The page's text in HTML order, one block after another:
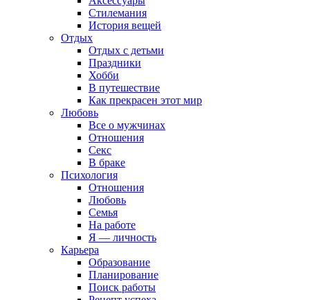
Стилемания
История вещей
Отдых
Отдых с детьми
Праздники
Хобби
В путешествие
Как прекрасен этот мир
Любовь
Все о мужчинах
Отношения
Секс
В браке
Психология
Отношения
Любовь
Семья
На работе
Я — личность
Карьера
Образование
Планирование
Поиск работы